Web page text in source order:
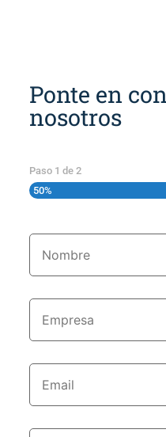
Ponte en
nosotros
Paso 1 de 2
50%
Nombre *
Empresa *
Email *
Teléfono *